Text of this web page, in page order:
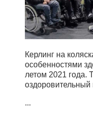
Керлинг на
особенностями
летом 2021 года.
оздоровительный
...